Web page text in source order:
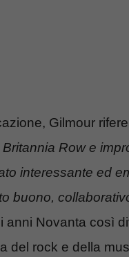
Gilmour
Row e
interessante ed
buono,
anni Novanta così
del rock e della